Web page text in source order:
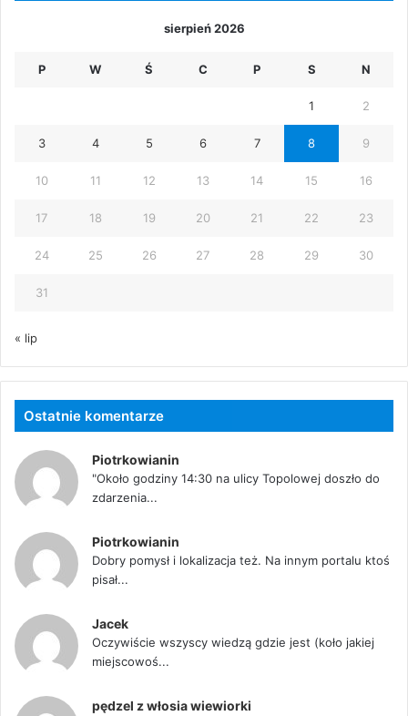
sierpień 2026
P W Ś C P S N
1 2
3 4 5 6 7 8 9
10 11 12 13 14 15 16
17 18 19 20 21 22 23
24 25 26 27 28 29 30
31
« lip
Ostatnie komentarze
Piotrkowianin
"Około godziny 14:30 na ulicy Topolowej doszło do
zdarzenia...
Piotrkowianin
Dobry pomysł i lokalizacja też. Na innym portalu ktoś
pisał...
Jacek
Oczywiście wszyscy wiedzą gdzie jest (koło jakiej
miejscowoś...
pędzel z włosia wiewiorki